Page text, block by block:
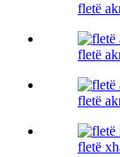
fletë
fletë
fletë
fletë